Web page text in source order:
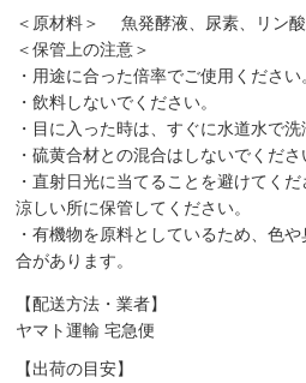
＜原材料＞ 魚発酵液、尿素、リン酸
＜保管上の注意＞
・用途に合った倍率でご使用ください
・飲料しないでください。
・目に入った時は、すぐに水道水で洗
・硫黄合材との混合はしないでくださ
・直射日光に当てることを避けてく
涼しい所に保管してください。
・有機物を原料としているため、色
合があります。
【配送方法・業者】
ヤマト運輸 宅急便
【出荷の目安】